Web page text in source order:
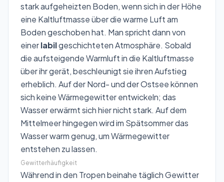
stark aufgeheizten Boden, wenn sich in der Höhe
eine Kaltluftmasse über die warme Luft am
Boden geschoben hat. Man spricht dann von
einerlabilgeschichteten Atmosphäre. Sobald
die aufsteigende Warmluft in die Kaltluftmasse
über ihr gerät, beschleunigt sie ihren Aufstieg
erheblich. Auf der Nord- und der Ostsee können
sich keine Wärmegewitter entwickeln; das
Wasser erwärmt sich hier nicht stark. Auf dem
Mittelmeer hingegen wird im Spätsommer das
Wasser warm genug, um Wärmegewitter
entstehen zu lassen.
Gewitterhäufigkeit
Während in den Tropen beinahe täglich Gewitter